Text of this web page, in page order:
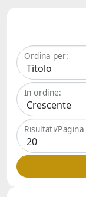
Ordina per:
In ordine:
Risultati/Pagina